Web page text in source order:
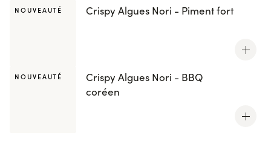
NOUVEAUTÉ Crispy Algues Nori - Piment fort
NOUVEAUTÉ
Crispy Algues Nori - BBQ
coréen